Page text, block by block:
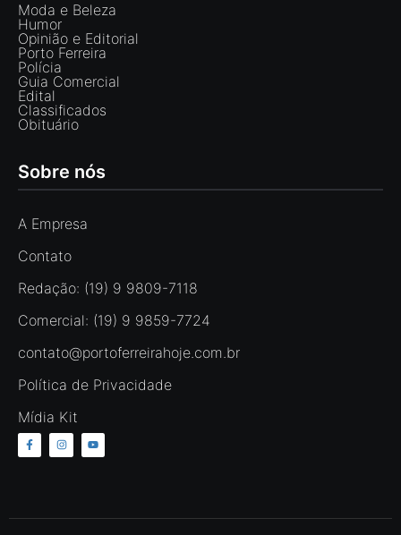
Moda e Beleza
Humor
Opinião e Editorial
Porto Ferreira
Polícia
Guia Comercial
Edital
Classificados
Obituário
Sobre nós
A Empresa
Contato
Redação: (19) 9 9809-7118
Comercial: (19) 9 9859-7724
contato@portoferreirahoje.com.br
Política de Privacidade
Mídia Kit